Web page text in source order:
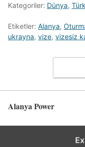
Kategoriler: Dünya,
Etiketler: Alanya,
ukrayna, vize, vizesiz
Alanya Power